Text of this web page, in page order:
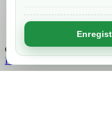
Chargement...
Retour en haut